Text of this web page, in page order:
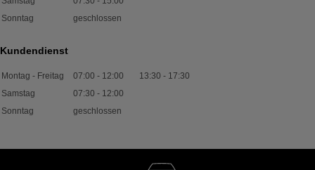
Sonntag
geschlossen
Kundendienst
Montag - Freitag 07:00 - 12:00 13:30 - 17:30
Samstag
07:30 - 12:00
Sonntag
geschlossen